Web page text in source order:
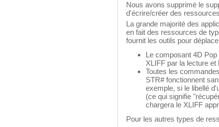
Nous avons supprimé le
d'écrire/créer des
La grande majorité des
en fait des ressources de
fournit les outils pour
Le composant 4D
XLIFF par la lecture
Toutes les
STR# fonctionnent
exemple, si le libellé
(ce qui signifie
chargera le XLIFF
Pour les autres types de